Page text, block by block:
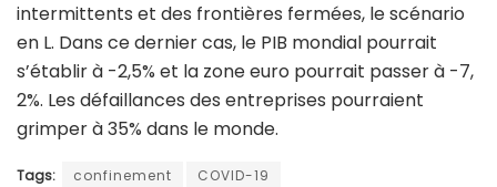
intermittents et des frontières fermées, le scénario
en L. Dans ce dernier cas, le PIB mondial pourrait
s’établir à -2,5% et la zone euro pourrait passer à -7,
2%. Les défaillances des entreprises pourraient
grimper à 35% dans le monde.
Tags: confinement
COVID-19